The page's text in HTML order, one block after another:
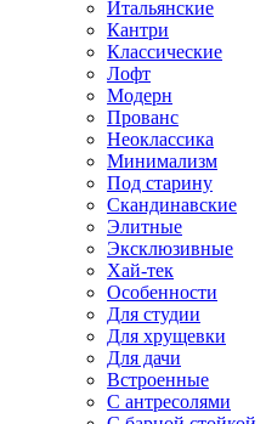
Итальянские
Кантри
Классические
Лофт
Модерн
Прованс
Неоклассика
Минимализм
Под старину
Скандинавские
Элитные
Эксклюзивные
Хай-тек
Особенности
Для студии
Для хрущевки
Для дачи
Встроенные
С антресолями